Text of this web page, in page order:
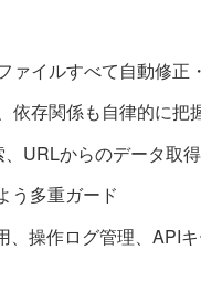
ァイルすべて自動修正
依存関係も自律的に把
URLからのデータ取
う多重ガード
、操作ログ管理、API